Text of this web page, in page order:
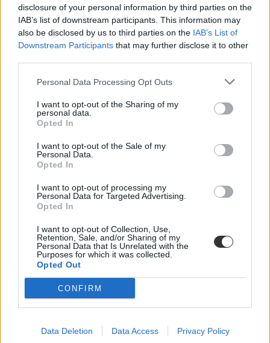
disclosure of your personal information by third parties on the
IAB’s list of downstream participants. This information may
also be disclosed by us to third parties on the IAB’s List of
Downstream Participants that may further disclose it to other
Personal Data Processing Opt Outs
I want to opt-out of the Sharing of my
personal data.
Opted In
I want to opt-out of the Sale of my
Personal Data.
Opted In
I want to opt-out of processing my
Personal Data for Targeted Advertising.
Opted In
I want to opt-out of Collection, Use,
Retention, Sale, and/or Sharing of my
Personal Data that Is Unrelated with the
Purposes for which it was collected.
Opted Out
CONFIRM
Data Deletion Data Access Privacy Policy
Birher Nándor, a Pázmány Péter Katolikus Egyetem Bölcsészet- és
Társadalomtudományi Karának dékánja szerint kötelessége volt
elindítani az etikai eljárást az oktatóik által kiadott publikáció miatt,
ami az azonos nemű párok egyenrangúságával foglalkozik.
Bár a Pázmány szerint a pszichológus oktatók